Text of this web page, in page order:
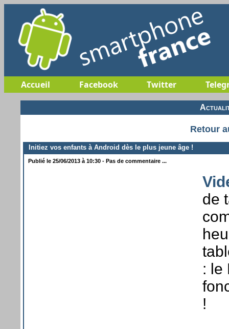
Accueil Facebook Twitter
Retour
Initiez vos enfants à Android dès le plus jeune âge !
Publié le 25/06/2013 à 10:30 - Pas de commentaire ...
de
: le
!